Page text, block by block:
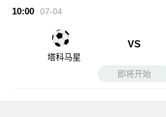
10:00 07-04
塔科马星
VS
即将开始